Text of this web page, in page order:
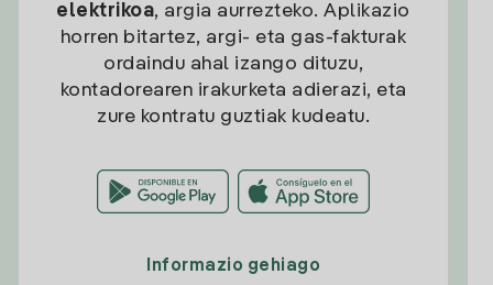
elektrikoa, argia aurrezteko. Aplikazio
horren bitartez, argi- eta gas-fakturak
ordaindu ahal izango dituzu,
kontadorearen irakurketa adierazi, eta
zure kontratu guztiak kudeatu.
Informazio gehiago